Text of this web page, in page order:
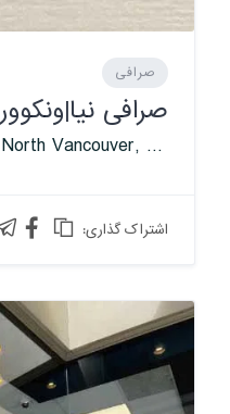
صرافی
صرافی نیا|ونکوور
987 Marine Dr unit 2, North Vancouver, BC V7P 1S4, Canada
:اشتراک گذاری